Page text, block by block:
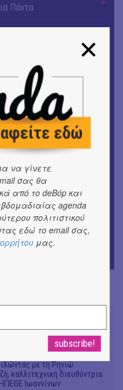
Πάντα
- Συνομιλώντας με
Milivojević
για την
με τη Ρηνιώ
καλλιτεχνική διευθύντρια
Ιωαννίνων
να γίνετε
σας θα
από το deBόp και
agenda
πολιτιστικού
εδώ το email σας,
μας.